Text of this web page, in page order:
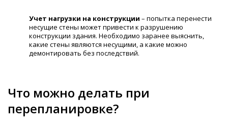
Учет нагрузки на конструкции – попытка перенести
несущие стены может привести к разрушению
конструкции здания. Необходимо заранее выяснить,
какие стены являются несущими, а какие можно
демонтировать без последствий.
Что можно делать при
перепланировке?